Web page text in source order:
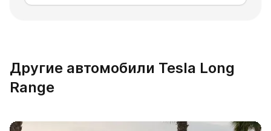
Другие автомобили Tesla Long
Range